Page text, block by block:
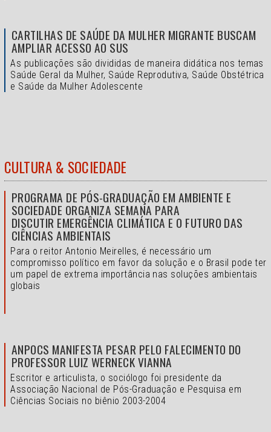
CARTILHAS DE SAÚDE DA MULHER MIGRANTE BUSCAM
AMPLIAR ACESSO AO SUS
As publicações são divididas de maneira didática nos temas
Saúde Geral da Mulher, Saúde Reprodutiva, Saúde Obstétrica
e Saúde da Mulher Adolescente
CULTURA & SOCIEDADE
PROGRAMA DE PÓS-GRADUAÇÃO EM AMBIENTE E
SOCIEDADE ORGANIZA SEMANA PARA
DISCUTIR EMERGÊNCIA CLIMÁTICA E O FUTURO DAS
CIÊNCIAS AMBIENTAIS
Para o reitor Antonio Meirelles, é necessário um
compromisso político em favor da solução e o Brasil pode ter
um papel de extrema importância nas soluções ambientais
globais
ANPOCS MANIFESTA PESAR PELO FALECIMENTO DO
PROFESSOR LUIZ WERNECK VIANNA
Escritor e articulista, o sociólogo foi presidente da
Associação Nacional de Pós-Graduação e Pesquisa em
Ciências Sociais no biênio 2003-2004